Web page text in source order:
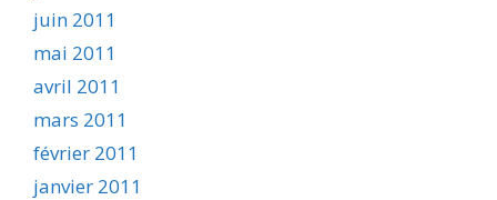
juin 2011
mai 2011
avril 2011
mars 2011
février 2011
janvier 2011